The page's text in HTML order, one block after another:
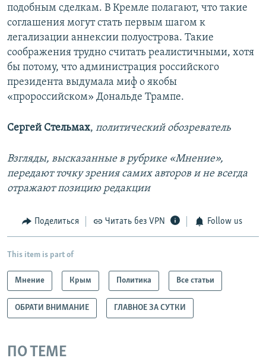
подобным сделкам. В Кремле полагают, что такие
соглашения могут стать первым шагом к
легализации аннексии полуострова. Такие
соображения трудно считать реалистичными, хотя
бы потому, что администрация российского
президента выдумала миф о якобы
«пророссийском» Дональде Трампе.
Сергей Стельмах, политический обозреватель
Взгляды, высказанные в рубрике «Мнение»,
передают точку зрения самих авторов и не всегда
отражают позицию редакции
Поделиться Читать без VPN Follow us
This item is part of
Мнение Крым Политика Все статьи
ОБРАТИ ВНИМАНИЕ ГЛАВНОЕ ЗА СУТКИ
ПО ТЕМЕ